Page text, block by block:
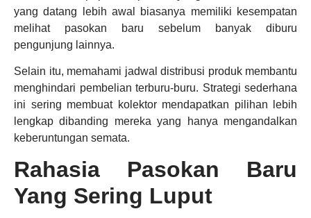
yang datang lebih awal biasanya memiliki kesempatan
melihat pasokan baru sebelum banyak diburu
pengunjung lainnya.
Selain itu, memahami jadwal distribusi produk membantu
menghindari pembelian terburu-buru. Strategi sederhana
ini sering membuat kolektor mendapatkan pilihan lebih
lengkap dibanding mereka yang hanya mengandalkan
keberuntungan semata.
Rahasia Pasokan Baru
Yang Sering Luput